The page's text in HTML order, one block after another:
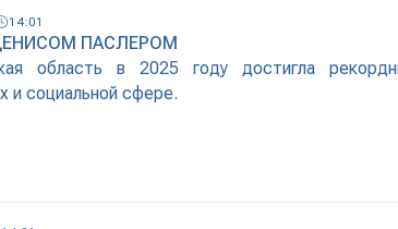
рост обрабатывающей
этот тренд: в ряде направлений
14:01
ПАСЛЕРОМ
область в 2025 году достигла
и социальной сфере.